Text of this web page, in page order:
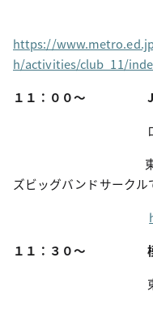
https://
h/activities/club_11/
１１：００～
ロス・ガ
東京
ズビッグバンドサークル
１１：３０～
東京新宿ベジ